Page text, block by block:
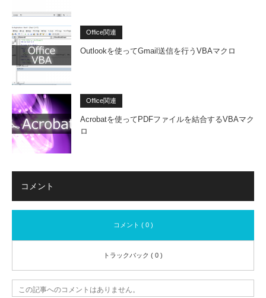
Office関連
Outlookを使ってGmail送信を行うVBAマクロ
Office関連
Acrobatを使ってPDFファイルを結合するVBAマク
ロ
コメント
コメント ( 0 )
トラックバック ( 0 )
この記事へのコメントはありません。